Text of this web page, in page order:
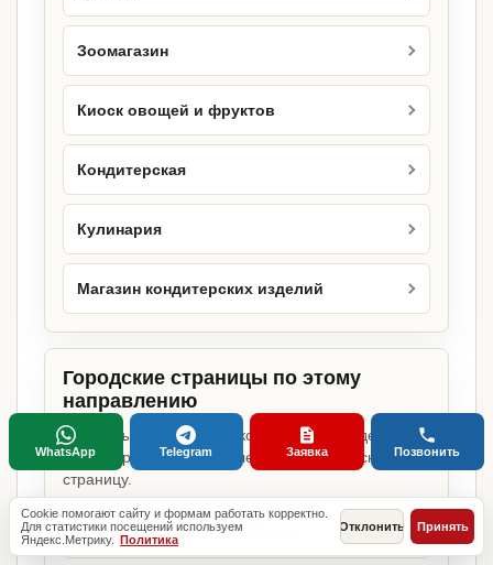
Зоомагазин
Киоск овощей и фруктов
Кондитерская
Кулинария
Магазин кондитерских изделий
Городские страницы по этому
направлению
Если объект работает в конкретном городе,
можно сразу открыть релевантную городскую
страницу.
Магазин косметики в Москве
Cookie помогают сайту и формам работать корректно.
Для статистики посещений используем
Яндекс.Метрику. Политика
Отклонить Принять
WhatsApp Telegram Заявка Позвонить